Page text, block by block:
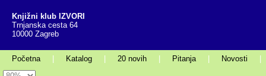
Knjižni klub IZVORI
Trnjanska cesta 64
10000 Zagreb
Početna Katalog 20 novih Pitanja Novosti